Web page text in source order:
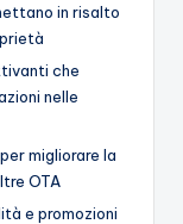
in risalto
che
nelle
migliorare la
OTA
e promozioni